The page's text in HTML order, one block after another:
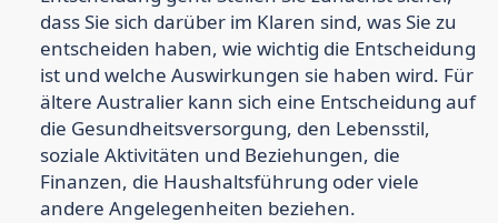
dass Sie sich darüber im Klaren sind, was Sie zu
entscheiden haben, wie wichtig die Entscheidung
ist und welche Auswirkungen sie haben wird. Für
ältere Australier kann sich eine Entscheidung auf
die Gesundheitsversorgung, den Lebensstil,
soziale Aktivitäten und Beziehungen, die
Finanzen, die Haushaltsführung oder viele
andere Angelegenheiten beziehen.